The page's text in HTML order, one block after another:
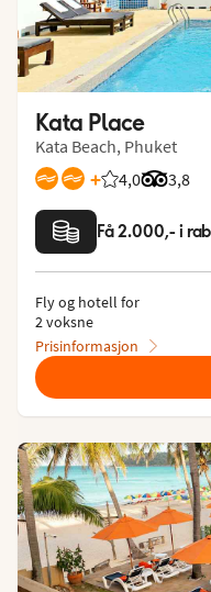
Kata Place
Kata Beach, Phuket
+ 4,0
Vurdering
3,8
Få 2.000,- i
Fly og hotell for
2 voksne
Prisinformasjon